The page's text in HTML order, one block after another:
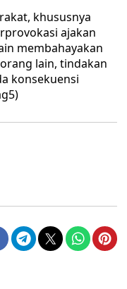
khususnya
ajakan
membahayakan
lain, tindakan
konsekuensi